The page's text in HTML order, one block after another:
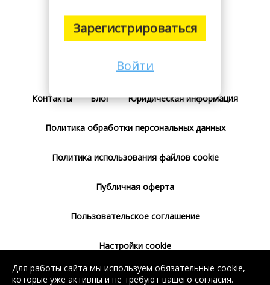
Зарегистрироваться
Войти
Тарифы
Контакты Блог Юридическая информация
Политика обработки персональных данных
Политика использования файлов cookie
Публичная оферта
Пользовательское соглашение
Настройки cookie
Согласие на использование сервиса
Для работы сайта мы используем обязательные cookie,
которые уже активны и не требуют вашего согласия.